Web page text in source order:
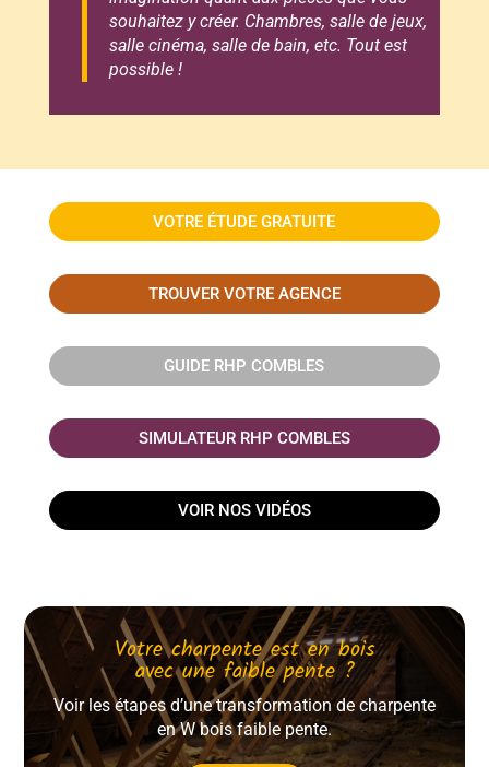
souhaitez y créer. Chambres, salle de jeux,
salle cinéma, salle de bain, etc. Tout est
possible !
VOTRE ÉTUDE GRATUITE
TROUVER VOTRE AGENCE
GUIDE RHP COMBLES
SIMULATEUR RHP COMBLES
VOIR NOS VIDÉOS
Votre charpente est en bois
avec une faible pente ?
Voir les étapes d’une transformation de charpente
en W bois faible pente.